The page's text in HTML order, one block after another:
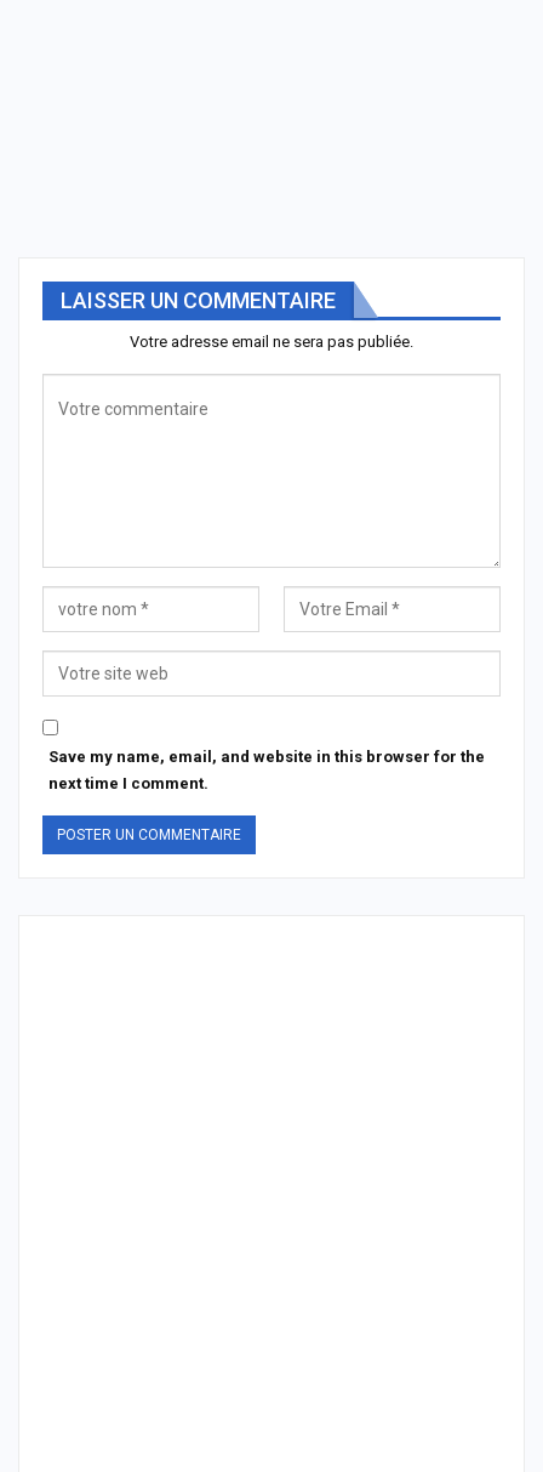
LAISSER UN COMMENTAIRE
Votre adresse email ne sera pas publiée.
Save my name, email, and website in this browser for the
next time I comment.